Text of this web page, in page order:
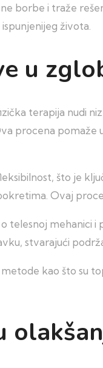
borbe i traže
života.
u
terapija nudi
procena
što je
Ovaj
telesnoj mehanici
stvarajući
kao što su